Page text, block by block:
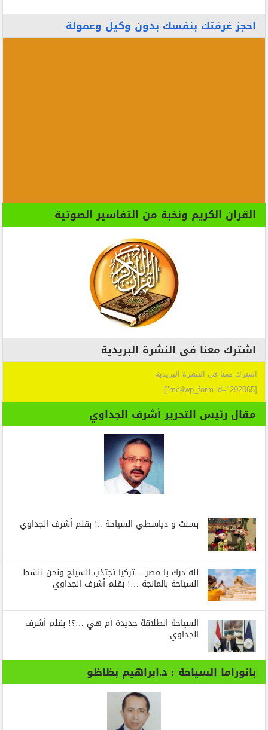
احجز غرفتك بنفسك بدون وكيل وعمولة
القران الكريم ونخبة من التفاسير الصوتية
اشترك معنا فى النشرة البريدية
اشترك معنا فى النشرة البريدية
[mc4wp_form id="292065"]
مقال رئيس التحرير أشرف الجداوي
بسنت و دياسطي السياحة ..! بقلم أشرف الجداوي
لله درك يا مصر .. تركيا تجتذب السياح ونحن ننشط
السياحة بالمانجة …! بقلم أشرف الجداوي
السياحة انطلاقة جديدة أم هي …؟! بقلم أشرف
الجداوي
بانوراما السياحة : د.ابراهيم بظاظو